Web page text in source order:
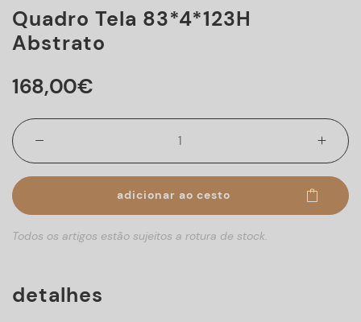
Quadro Tela 83*4*123H
Abstrato
168,00€
adicionar ao cesto
Todos os artigos estão sujeitos a rotura de stock.
detalhes